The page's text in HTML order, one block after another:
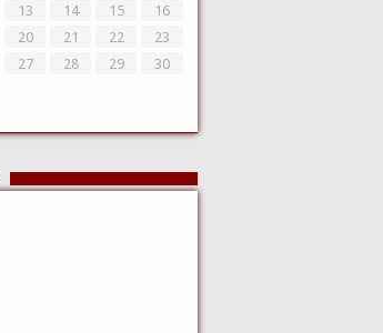
13 14 15
16
20 21 22
23
27 28 29
30